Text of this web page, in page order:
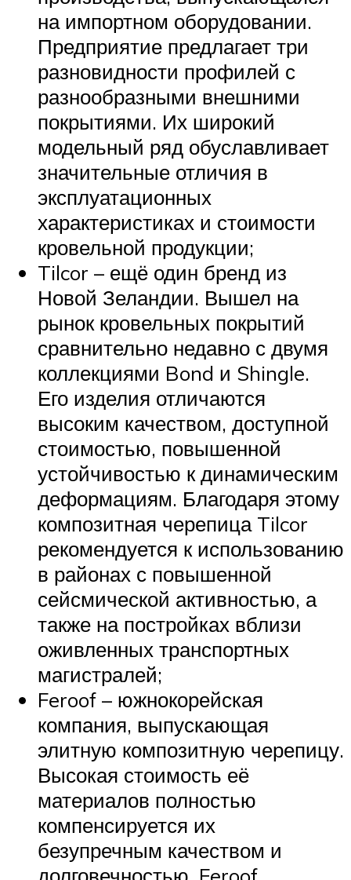
на импортном оборудовании.
Предприятие предлагает три
разновидности профилей с
разнообразными внешними
покрытиями. Их широкий
модельный ряд обуславливает
значительные отличия в
эксплуатационных
характеристиках и стоимости
кровельной продукции;
Tilcor – ещё один бренд из
Новой Зеландии. Вышел на
рынок кровельных покрытий
сравнительно недавно с двумя
коллекциями Bond и Shingle.
Его изделия отличаются
высоким качеством, доступной
стоимостью, повышенной
устойчивостью к динамическим
деформациям. Благодаря этому
композитная черепица Tilcor
рекомендуется к использованию
в районах с повышенной
сейсмической активностью, а
также на постройках вблизи
оживленных транспортных
магистралей;
Feroof – южнокорейская
компания, выпускающая
элитную композитную черепицу.
Высокая стоимость её
материалов полностью
компенсируется их
безупречным качеством и